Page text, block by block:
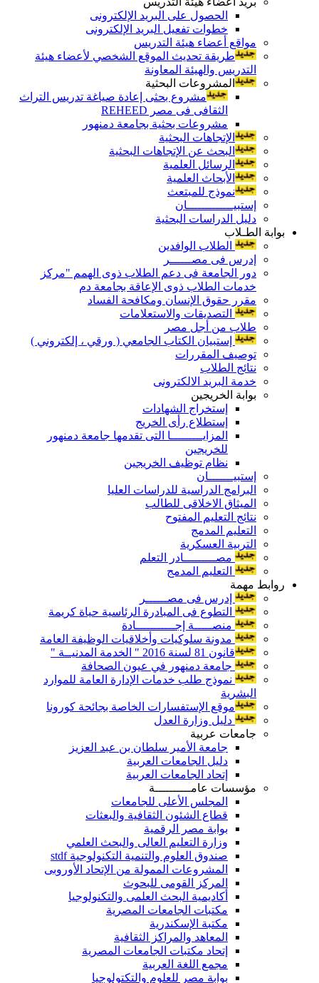
الحصول على البريد الإلكترونى
خطوات تفعيل البريد الإلكترونى
مواقع أعضاء هيئة التدريس
طريقة تحديث الموقع الشخصي لأعضاء هيئة
التدريس والهيئة المعاونة
المشروعات البحثية
مشروع بحثى إعادة صياغة تدريس التراث
الثقافى فى مصر REHEED
مشروعات بحثية بجامعة دمنهور
الإتجاهات البحثية
البحث عن الإتجاهات البحثية
الرسائل العلمية
الأبحاث العلمية
نموذج للمبتعث
إستبيـــــــــــــان
دليل الدراسات البحثية
بوابة الطـلاب
الطلاب الوافدين
إدرس فى مصــــــر
دور الجامعة فى دعم الطلاب ذوى الهمم "مركز
خدمات الطلاب ذوى الإعاقة بجامعة دم
مقرر حقوق الإنسان ومكافحة الفساد
التصديقات والاستعلامات
طلاب من أجل مصر
إستبيان الكتاب الجامعي ( ورقي ، إلكتروني )
توصيف المقررات
نتائج الطلاب
خدمة البريد الالكترونى
بوابة الخريجين
إستخراج الشهادات
إستطلاع رأى الخريج
المزايـــــــــا التى تقدمها جامعة دمنهور
للخريجين
نظام توظيف الخريجين
إستبيـــــــان
البرامج الدراسية للدراسات العليا
الميثاق الاخلاقى للطالب
نتائج التعليم المفتوح
التعليم المدمج
التربية العسكرية
مصـــــــــادر التعلم
التعليم المدمج
روابط مهمة
إدرس فى مصــــــر
التطوع فى المبادرة الرئاسية حياة كريمة
منصـــــة إجـــــــــــادة
مدونة سلوكيات وأخلاقيات الوظيفة العامة
قانون 81 لسنة 2016 " الخدمة المدنيــة "
جامعة دمنهور في عيون الصحافة
نموذج طلب خدمات الإدارة العامة للموارد
البشرية
موقع الإستفسارات الخاصة بجائحة كورونا
دليل وزارة العدل
جامعات عربية
جامعة الأمير سلطان بن عبد العزيز
دليل الجامعات العربية
إتحاد الجامعات العربية
مؤسسات عامــــــــــة
المجلس الأعلى للجامعات
قطاع الشئون الثقافية والبعثات
بوابة مصر الرقمية
وزارة التعليم العالى والبحث العلمي
صندوق العلوم والتنمية التكنولوجية stdf
المشروعات الممولة من الإتحاد الأوروبى
المركز القومى للبحوث
أكاديمية البحث العلمى والتكنولوجيا
مكتبات الجامعات المصرية
مكتبة الإسكندرية
المعاهد والمراكز الثقافية
إتحاد مكتبات الجامعات المصرية
مجمع اللغة العربية
بوابة مصر للعلوم والتكتولوجيا